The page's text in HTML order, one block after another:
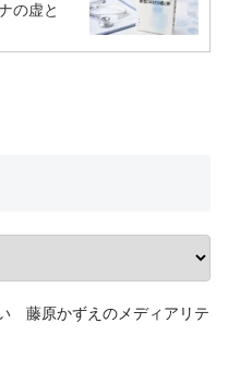
の虚と
藤原かずえのメディアリテ